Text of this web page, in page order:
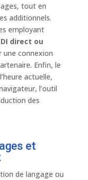
tout en
additionnels.
employant
direct ou
connexion
Enfin, le
actuelle,
l’outil
des
et
de langage ou